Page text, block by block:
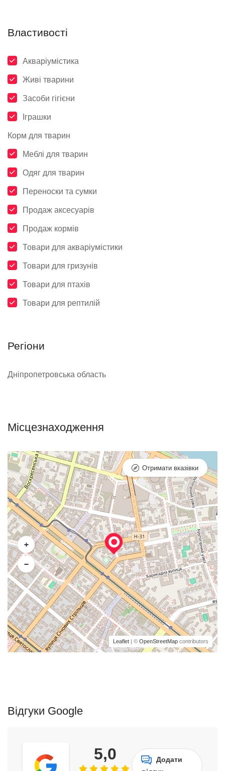
Властивості
Акваріумістика
Живі тварини
Засоби гігієни
Іграшки
Корм для тварин
Меблі для тварин
Одяг для тварин
Переноски та сумки
Продаж аксесуарів
Продаж кормів
Товари для акваріумістики
Товари для гризунів
Товари для птахів
Товари для рептилій
Регіони
Дніпропетровська область
Місцезнаходження
+
−
Leaflet | © OpenStreetMap contributors
Отримати вказівки
Відгуки Google
5,0
Додати